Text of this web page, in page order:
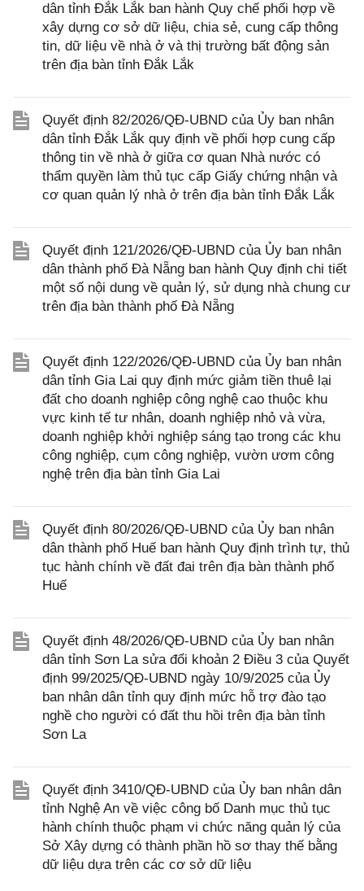
dân tỉnh Đắk Lắk ban hành Quy chế phối hợp về
xây dựng cơ sở dữ liệu, chia sẻ, cung cấp thông
tin, dữ liệu về nhà ở và thị trường bất động sản
trên địa bàn tỉnh Đắk Lắk
Quyết định 82/2026/QĐ-UBND của Ủy ban nhân
dân tỉnh Đắk Lắk quy định về phối hợp cung cấp
thông tin về nhà ở giữa cơ quan Nhà nước có
thẩm quyền làm thủ tục cấp Giấy chứng nhận và
cơ quan quản lý nhà ở trên địa bàn tỉnh Đắk Lắk
Quyết định 121/2026/QĐ-UBND của Ủy ban nhân
dân thành phố Đà Nẵng ban hành Quy định chi tiết
một số nội dung về quản lý, sử dụng nhà chung cư
trên địa bàn thành phố Đà Nẵng
Quyết định 122/2026/QĐ-UBND của Ủy ban nhân
dân tỉnh Gia Lai quy định mức giảm tiền thuê lại
đất cho doanh nghiệp công nghệ cao thuộc khu
vực kinh tế tư nhân, doanh nghiệp nhỏ và vừa,
doanh nghiệp khởi nghiệp sáng tạo trong các khu
công nghiệp, cụm công nghiệp, vườn ươm công
nghệ trên địa bàn tỉnh Gia Lai
Quyết định 80/2026/QĐ-UBND của Ủy ban nhân
dân thành phố Huế ban hành Quy định trình tự, thủ
tục hành chính về đất đai trên địa bàn thành phố
Huế
Quyết định 48/2026/QĐ-UBND của Ủy ban nhân
dân tỉnh Sơn La sửa đổi khoản 2 Điều 3 của Quyết
định 99/2025/QĐ-UBND ngày 10/9/2025 của Ủy
ban nhân dân tỉnh quy định mức hỗ trợ đào tạo
nghề cho người có đất thu hồi trên địa bàn tỉnh
Sơn La
Quyết định 3410/QĐ-UBND của Ủy ban nhân dân
tỉnh Nghệ An về việc công bố Danh mục thủ tục
hành chính thuộc phạm vi chức năng quản lý của
Sở Xây dựng có thành phần hồ sơ thay thế bằng
dữ liệu dựa trên các cơ sở dữ liệu